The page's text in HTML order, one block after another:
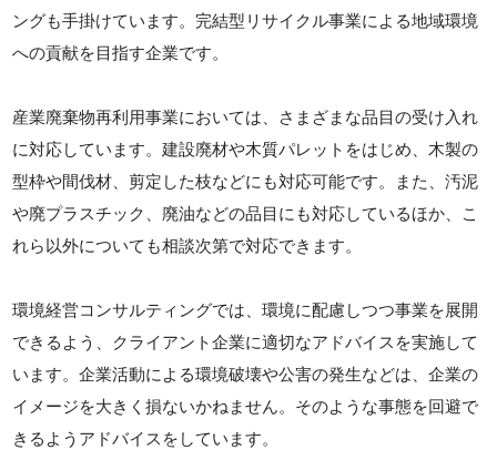
ングも手掛けています。完結型リサイクル事業による地域環境
への貢献を目指す企業です。
産業廃棄物再利用事業においては、さまざまな品目の受け入れ
に対応しています。建設廃材や木質パレットをはじめ、木製の
型枠や間伐材、剪定した枝などにも対応可能です。また、汚泥
や廃プラスチック、廃油などの品目にも対応しているほか、こ
れら以外についても相談次第で対応できます。
環境経営コンサルティングでは、環境に配慮しつつ事業を展開
できるよう、クライアント企業に適切なアドバイスを実施して
います。企業活動による環境破壊や公害の発生などは、企業の
イメージを大きく損ないかねません。そのような事態を回避で
きるようアドバイスをしています。